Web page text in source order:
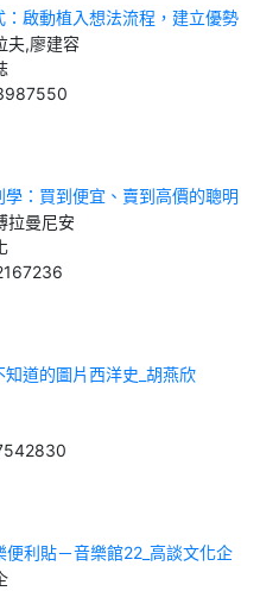
：啟動植入想法流程，建立優勢
高額募資，都能讓對方主動說
夫, 廖建容
夫,廖建容
學：買到便宜、賣到高價的聰明
拉曼尼安
拉曼尼安
知道的圖片西洋史_胡燕欣
便利貼－音樂館22_高談文化企